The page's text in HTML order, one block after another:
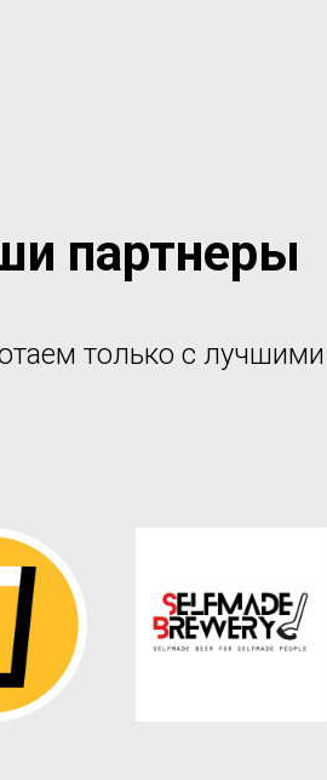
партнеры
только с лучшими